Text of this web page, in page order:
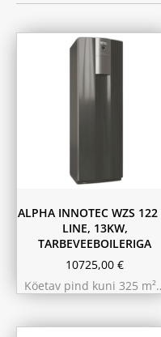
ALPHA INNOTEC WZS 122
LINE, 13KW,
TARBEVEEBOILERIGA
10725,00 €
Köetav pind kuni 325